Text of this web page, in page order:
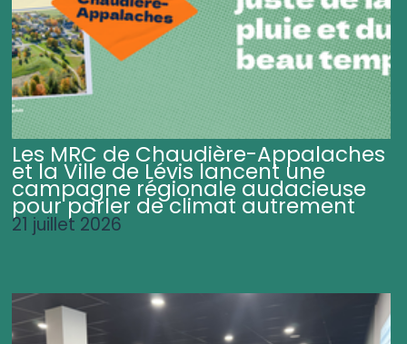
Les MRC de Chaudière-Appalaches
et la Ville de Lévis lancent une
campagne régionale audacieuse
pour parler de climat autrement
21 juillet 2026